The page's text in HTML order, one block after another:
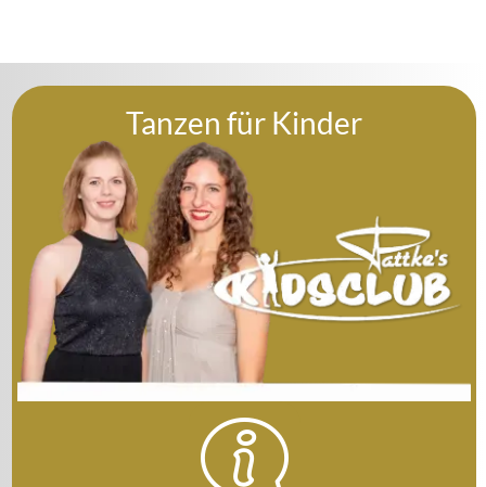
Tanzen für Kinder